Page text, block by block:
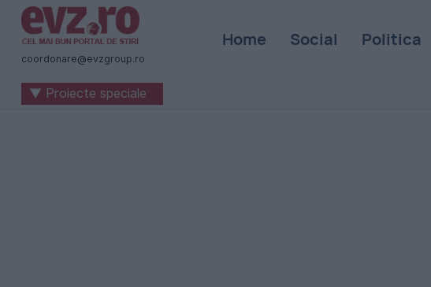
Știri
naționale
internaționale
coordonare@evzgroup.ro
Home Social Politica
▼ Proiecte speciale